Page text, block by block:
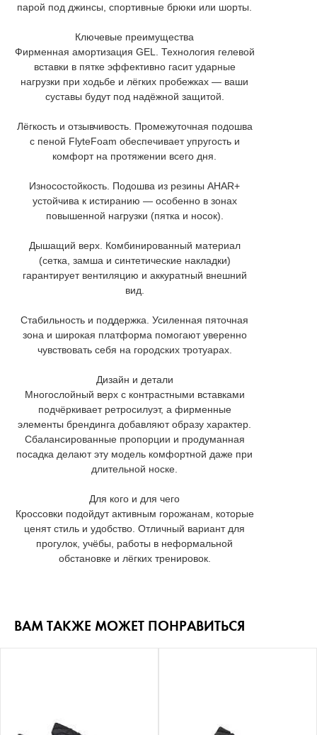
парой под джинсы, спортивные брюки или шорты.
Ключевые преимущества
Фирменная амортизация GEL. Технология гелевой
вставки в пятке эффективно гасит ударные
нагрузки при ходьбе и лёгких пробежках — ваши
суставы будут под надёжной защитой.
Лёгкость и отзывчивость. Промежуточная подошва
с пеной FlyteFoam обеспечивает упругость и
комфорт на протяжении всего дня.
Износостойкость. Подошва из резины AHAR+
устойчива к истиранию — особенно в зонах
повышенной нагрузки (пятка и носок).
Дышащий верх. Комбинированный материал
(сетка, замша и синтетические накладки)
гарантирует вентиляцию и аккуратный внешний
вид.
Стабильность и поддержка. Усиленная пяточная
зона и широкая платформа помогают уверенно
чувствовать себя на городских тротуарах.
Дизайн и детали
Многослойный верх с контрастными вставками
подчёркивает ретросилуэт, а фирменные
элементы брендинга добавляют образу характер.
Сбалансированные пропорции и продуманная
посадка делают эту модель комфортной даже при
длительной носке.
Для кого и для чего
Кроссовки подойдут активным горожанам, которые
ценят стиль и удобство. Отличный вариант для
прогулок, учёбы, работы в неформальной
обстановке и лёгких тренировок.
ВАМ ТАКЖЕ МОЖЕТ ПОНРАВИТЬСЯ